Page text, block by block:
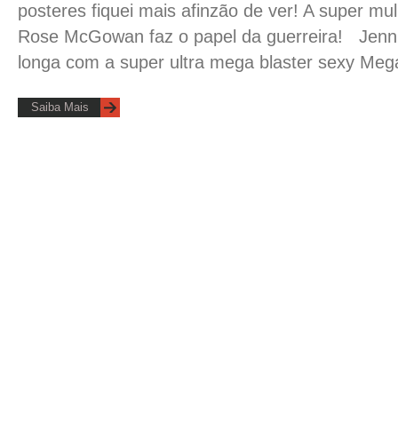
posteres fiquei mais afinzão de ver! A super
Rose McGowan faz o papel da guerreira!
longa com a super ultra mega blaster sexy
Saiba Mais